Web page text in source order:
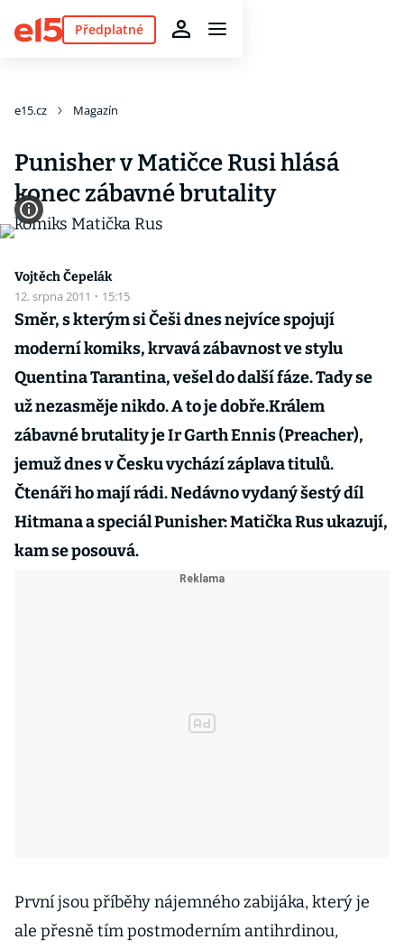
Předplatné
e15.cz Magazín
Punisher v Matičce Rusi hlásá
konec zábavné brutality
Vojtěch Čepelák
12. srpna 2011 · 15:15
Směr, s kterým si Češi dnes nejvíce spojují
moderní komiks, krvavá zábavnost ve stylu
Quentina Tarantina, vešel do další fáze. Tady se
už nezasměje nikdo. A to je dobře.Králem
zábavné brutality je Ir Garth Ennis (Preacher),
jemuž dnes v Česku vychází záplava titulů.
Čtenáři ho mají rádi. Nedávno vydaný šestý díl
Hitmana a speciál Punisher: Matička Rus ukazují,
kam se posouvá.
První jsou příběhy nájemného zabijáka, který je
ale přesně tím postmoderním antihrdinou,